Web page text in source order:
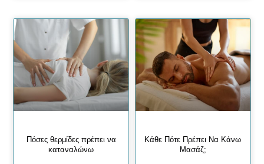
Πόσες θερμίδες πρέπει να
καταναλώνω
Κάθε Πότε Πρέπει Να Κάνω
Μασάζ;